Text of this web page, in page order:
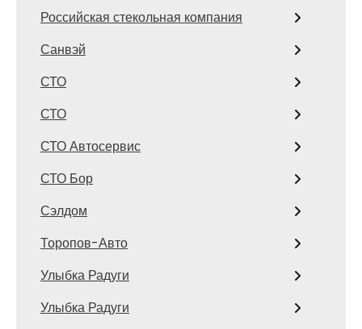
Российская стекольная компания
Санвэй
СТО
СТО
СТО Автосервис
СТО Бор
Сэлдом
Торопов-Авто
Улыбка Радуги
Улыбка Радуги